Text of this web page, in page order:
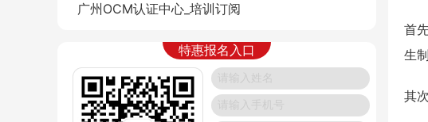
广州OCM认证中心_培训订阅
HCIE-openEuler培训费用是多少？_广州培训班
2024/11/14
Oracle OCP认证培训课程：哪家培训机构性价比最
高？
特惠报名入口
首
生
其